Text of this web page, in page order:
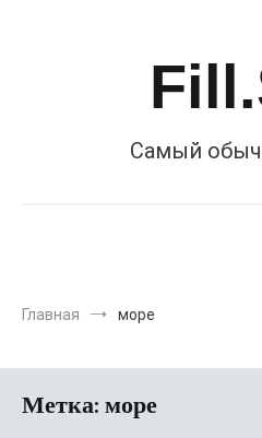
Самый
Главная море
Метка:море